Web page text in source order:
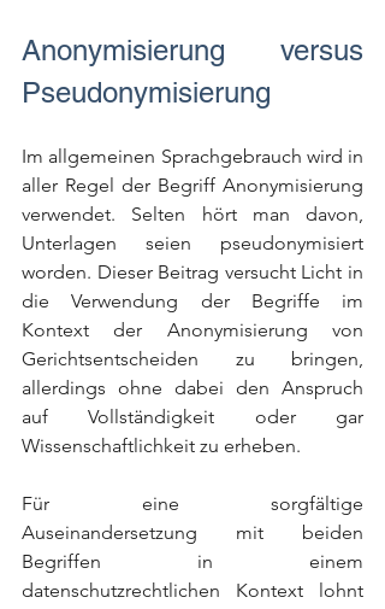
Anonymisierung versus
Pseudonymisierung
Im allgemeinen Sprachgebrauch wird in
aller Regel der Begriff Anonymisierung
verwendet. Selten hört man davon,
Unterlagen seien pseudonymisiert
worden. Dieser Beitrag versucht Licht in
die Verwendung der Begriffe im
Kontext der Anonymisierung von
Gerichtsentscheiden zu bringen,
allerdings ohne dabei den Anspruch
auf Vollständigkeit oder gar
Wissenschaftlichkeit zu erheben.
Für eine sorgfältige
Auseinandersetzung mit beiden
Begriffen in einem
datenschutzrechtlichen Kontext lohnt